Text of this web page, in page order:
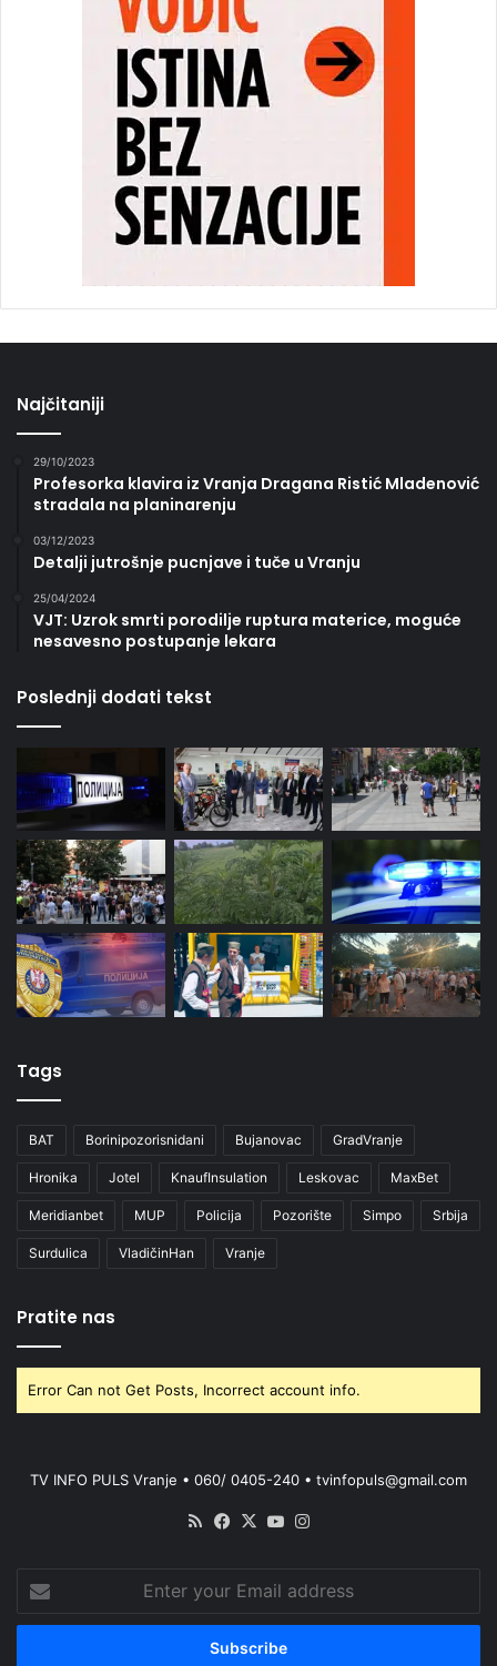
Najčitaniji
29/10/2023
Profesorka klavira iz Vranja Dragana Ristić Mladenović
stradala na planinarenju
03/12/2023
Detalji jutrošnje pucnjave i tuče u Vranju
25/04/2024
VJT: Uzrok smrti porodilje ruptura materice, moguće
nesavesno postupanje lekara
Poslednji dodati tekst
Tags
BAT Borinipozorisnidani Bujanovac GradVranje
Hronika Jotel KnaufInsulation Leskovac MaxBet
Meridianbet MUP Policija Pozorište Simpo Srbija
Surdulica VladičinHan Vranje
Pratite nas
Error Can not Get Posts, Incorrect account info.
TV INFO PULS Vranje • 060/ 0405-240 • tvinfopuls@gmail.com
RSS Facebook
X YouTube
your
Email